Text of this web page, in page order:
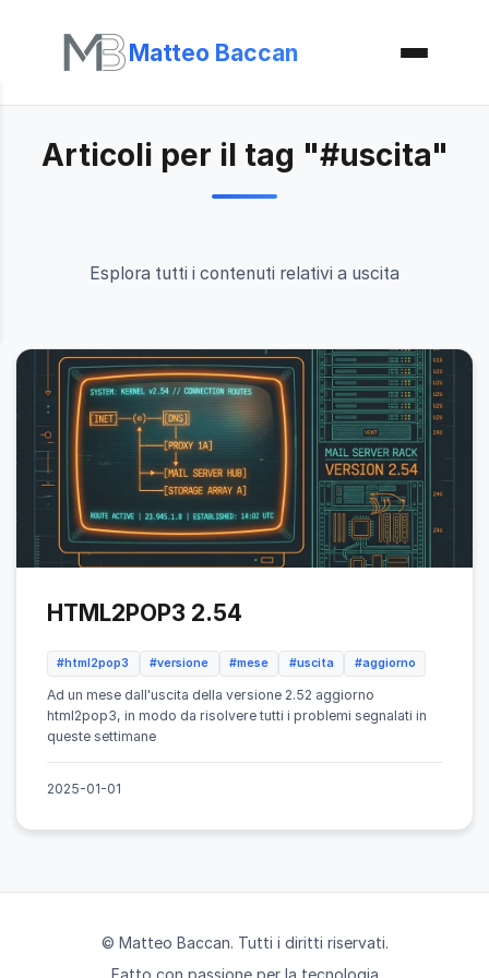
Matteo Baccan
Articoli per il tag "#uscita"
Esplora tutti i contenuti relativi a uscita
HTML2POP3 2.54
#html2pop3 #versione #mese #uscita #aggiorno
Ad un mese dall'uscita della versione 2.52 aggiorno
html2pop3, in modo da risolvere tutti i problemi segnalati in
queste settimane
2025-01-01
© Matteo Baccan. Tutti i diritti riservati.
Fatto con passione per la tecnologia